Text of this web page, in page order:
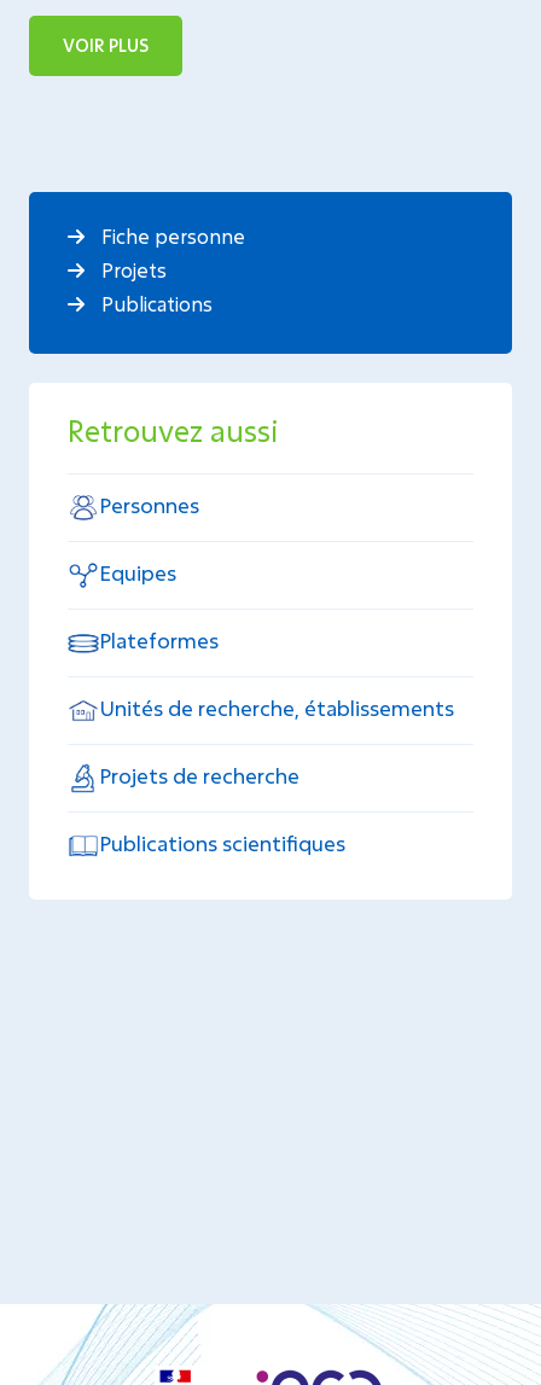
VOIR PLUS
Fiche personne
Projets
Publications
Retrouvez aussi
Personnes
Equipes
Plateformes
Unités de recherche, établissements
Projets de recherche
Publications scientifiques